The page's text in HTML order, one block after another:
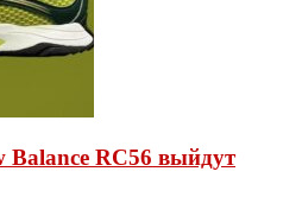
Balance RC56 выйдут